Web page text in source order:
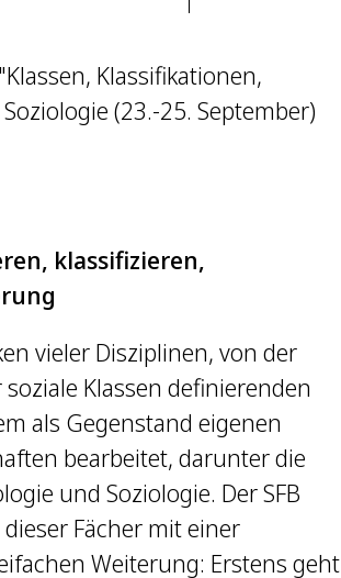
Klassifikationen,
(23.-25. September)
klassifizieren,
vieler Disziplinen, von der
Klassen definierenden
als Gegenstand eigenen
bearbeitet, darunter die
und Soziologie. Der SFB
Fächer mit einer
Weiterung: Erstens geht